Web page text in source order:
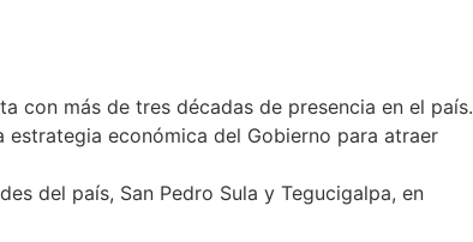
con más de tres décadas de presencia en el país.
económica del Gobierno para atraer
del país, San Pedro Sula y Tegucigalpa, en